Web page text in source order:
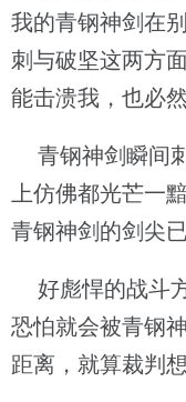
我的青钢神剑在
刺与破坚这两方
能击溃我，也必
青钢神剑瞬间
上仿佛都光芒一
青钢神剑的剑尖
好彪悍的战斗
恐怕就会被青钢
距离，就算裁判